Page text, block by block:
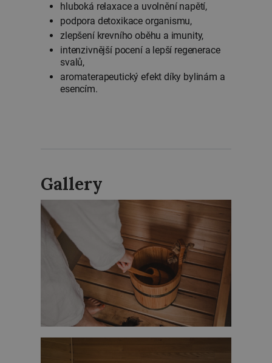
hluboká relaxace a uvolnění napětí,
podpora detoxikace organismu,
zlepšení krevního oběhu a imunity,
intenzivnější pocení a lepší regenerace
svalů,
aromaterapeutický efekt díky bylinám a
esencím.
Gallery